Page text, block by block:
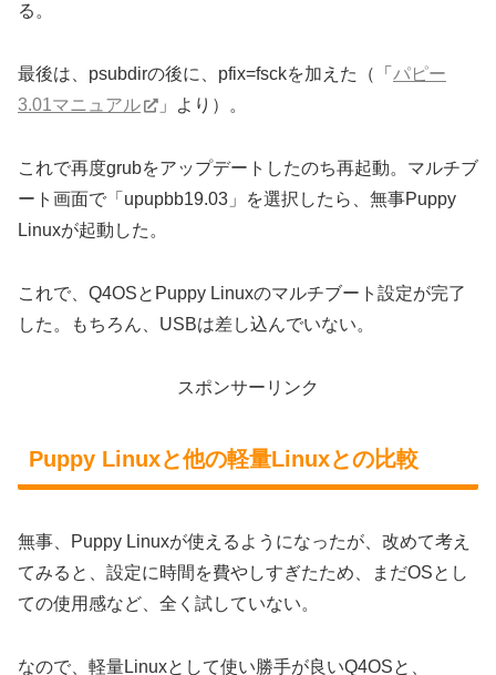
る。
最後は、psubdirの後に、pfix=fsckを加えた（「 パピー
3.01マニュアル
」より）。
これで再度grubをアップデートしたのち再起動。マルチブ
ート画面で「upupbb19.03」を選択したら、無事Puppy
Linuxが起動した。
これで、Q4OSとPuppy Linuxのマルチブート設定が完了
した。もちろん、USBは差し込んでいない。
スポンサーリンク
Puppy Linuxと他の軽量Linuxとの比較
無事、Puppy Linuxが使えるようになったが、改めて考え
てみると、設定に時間を費やしすぎたため、まだOSとし
ての使用感など、全く試していない。
なので、軽量Linuxとして使い勝手が良いQ4OSと、